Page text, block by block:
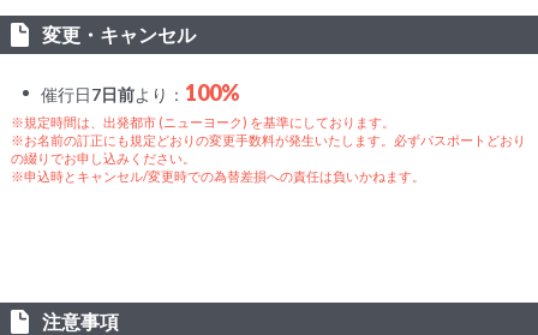
変更・キャンセル
催行日7日前より： 100%
※規定時間は、出発都市 (ニューヨーク) を基準にしております。
※お名前の訂正にも規定どおりの変更手数料が発生いたします。必ずパスポートどおり
の綴りでお申し込みください。
※申込時とキャンセル/変更時での為替差損への責任は負いかねます。
注意事項